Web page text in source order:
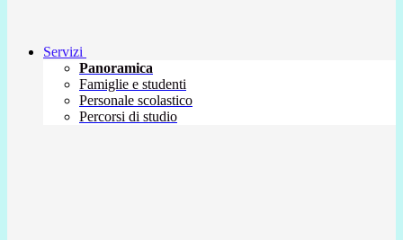
Servizi
Panoramica
Famiglie e studenti
Personale scolastico
Percorsi di studio